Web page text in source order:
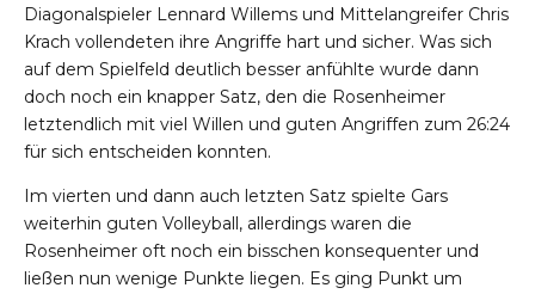
Diagonalspieler Lennard Willems und Mittelangreifer Chris
Krach vollendeten ihre Angriffe hart und sicher. Was sich
auf dem Spielfeld deutlich besser anfühlte wurde dann
doch noch ein knapper Satz, den die Rosenheimer
letztendlich mit viel Willen und guten Angriffen zum 26:24
für sich entscheiden konnten.
Im vierten und dann auch letzten Satz spielte Gars
weiterhin guten Volleyball, allerdings waren die
Rosenheimer oft noch ein bisschen konsequenter und
ließen nun wenige Punkte liegen. Es ging Punkt um